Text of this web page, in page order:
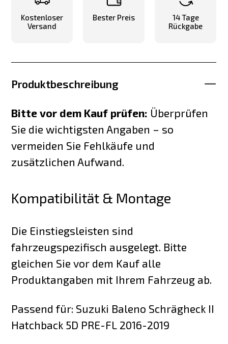
Kostenloser
Versand
Bester Preis
14 Tage
Rückgabe
Produktbeschreibung
Bitte vor dem Kauf prüfen: Überprüfen
Sie die wichtigsten Angaben – so
vermeiden Sie Fehlkäufe und
zusätzlichen Aufwand.
Kompatibilität & Montage
Die Einstiegsleisten sind
fahrzeugspezifisch ausgelegt. Bitte
gleichen Sie vor dem Kauf alle
Produktangaben mit Ihrem Fahrzeug ab.
Passend für: Suzuki Baleno Schrägheck II
Hatchback 5D PRE-FL 2016-2019